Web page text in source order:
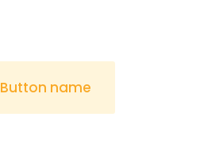
Button name